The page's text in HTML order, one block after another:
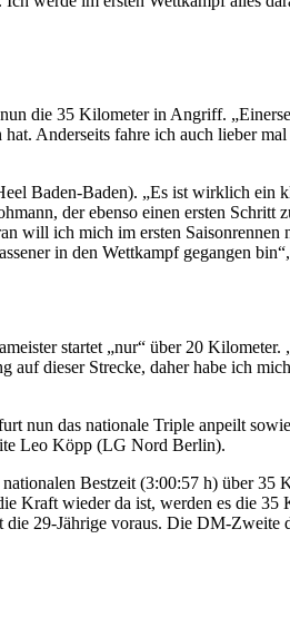
die 35 Kilometer in Angriff.
Anderseits fahre ich auch lieber
Baden-Baden). „Es ist wirklich ein
der ebenso einen ersten
will ich mich im ersten Saisonrennen
in den Wettkampf gegangen
startet „nur“ über 20 Kilometer.
dieser Strecke, daher habe ich
nun das nationale Triple anpeilt
Leo Köpp (LG Nord Berlin).
Bestzeit (3:00:57 h) über
Kraft wieder da ist, werden es die
29-Jährige voraus. Die DM-